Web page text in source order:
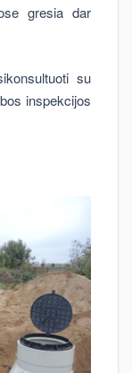
gresia dar
su
inspekcijos